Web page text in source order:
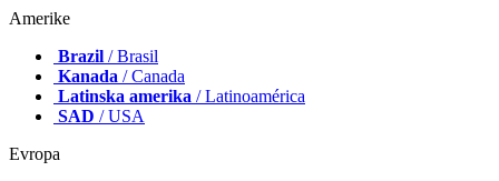
Amerike
Brazil / Brasil
Kanada / Canada
Latinska amerika / Latinoamérica
SAD / USA
Evropa